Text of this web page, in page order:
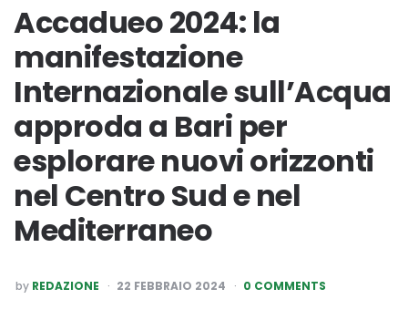
Accadueo 2024: la
manifestazione
Internazionale sull’Acqua
approda a Bari per
esplorare nuovi orizzonti
nel Centro Sud e nel
Mediterraneo
POSTED
BY
by REDAZIONE 22 FEBBRAIO 2024 0 COMMENTS